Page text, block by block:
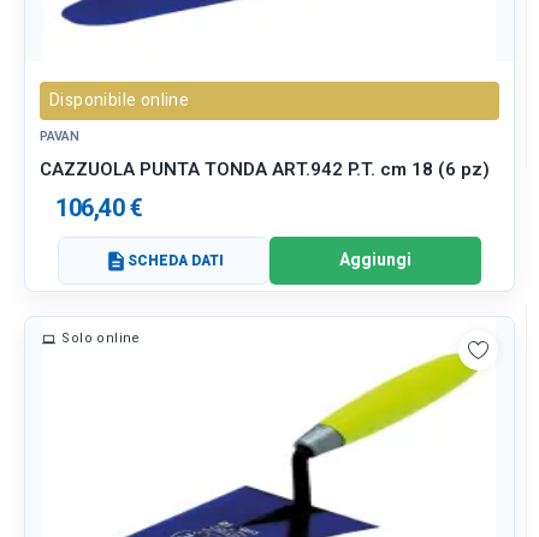
Disponibile online
PAVAN
CAZZUOLA PUNTA TONDA ART.942 P.T. cm 18 (6 pz)
106,40 €
description SCHEDA DATI Aggiungi
Solo online